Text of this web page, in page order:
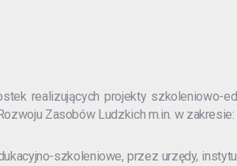
realizujących projekty szkoleniowo-
Zasobów Ludzkich m.in. w zakresie:
szkoleniowe, przez urzędy,